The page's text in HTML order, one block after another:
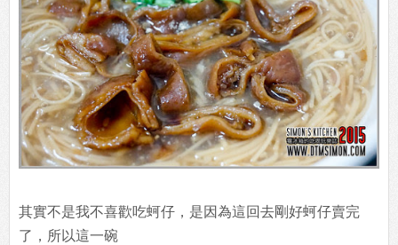
其實不是我不喜歡吃蚵仔，是因為這回去剛好蚵仔賣完
了，所以這一碗